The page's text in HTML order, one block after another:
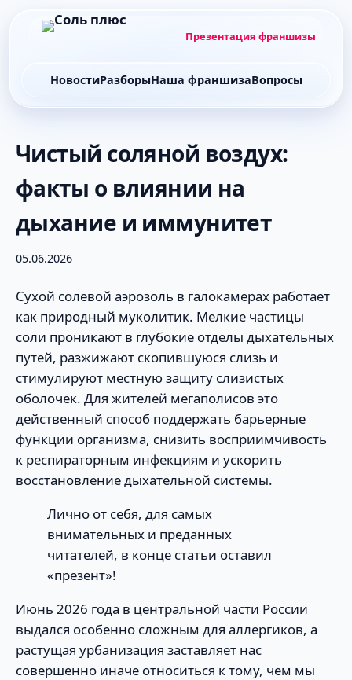
НовостиРазборыНаша франшизаВопросы
Презентация франшизы
Чистый соляной воздух:
факты о влиянии на
дыхание и иммунитет
05.06.2026
Сухой солевой аэрозоль в галокамерах работает
как природный муколитик. Мелкие частицы
соли проникают в глубокие отделы дыхательных
путей, разжижают скопившуюся слизь и
стимулируют местную защиту слизистых
оболочек. Для жителей мегаполисов это
действенный способ поддержать барьерные
функции организма, снизить восприимчивость
к респираторным инфекциям и ускорить
восстановление дыхательной системы.
Лично от себя, для самых
внимательных и преданных
читателей, в конце статьи оставил
«презент»!
Июнь 2026 года в центральной части России
выдался особенно сложным для аллергиков, а
растущая урбанизация заставляет нас
совершенно иначе относиться к тому, чем мы